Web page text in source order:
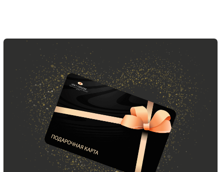
Подписаться